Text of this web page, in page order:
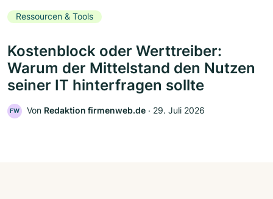
Ressourcen & Tools
Kostenblock oder Werttreiber:
Warum der Mittelstand den Nutzen
seiner IT hinterfragen sollte
FW Von Redaktion firmenweb.de ‧ 29. Juli 2026